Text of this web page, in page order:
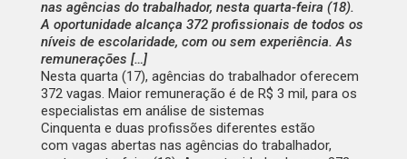
nas agências do trabalhador, nesta quarta-feira (18).
A oportunidade alcança 372 profissionais de todos os
níveis de escolaridade, com ou sem experiência. As
remunerações […]
Nesta quarta (17), agências do trabalhador oferecem
372 vagas. Maior remuneração é de R$ 3 mil, para os
especialistas em análise de sistemas
Cinquenta e duas profissões diferentes estão
com vagas abertas nas agências do trabalhador,